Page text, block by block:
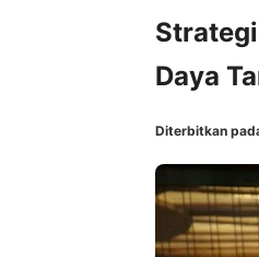
Daya
Diterbitkan